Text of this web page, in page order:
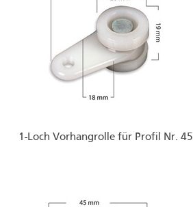
1-Loch Vorhangrolle für Profil Nr. 45